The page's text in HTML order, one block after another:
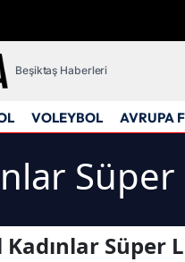
Beşiktaş Haberleri
VOLEYBOL AVRUPA
Süper